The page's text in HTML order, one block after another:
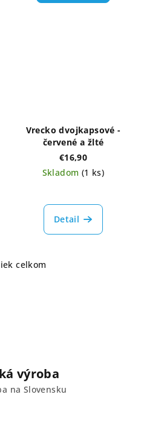
Vrecko dvojkapsové -
červené a žlté
€16,90
Skladom (1 ks)
Detail
O
i
e
p
celkom
výroba
na Slovensku